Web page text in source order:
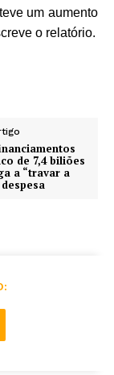
um aumento
o relatório.
de 7,4 biliões
a “travar a